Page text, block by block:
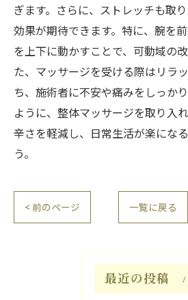
ぎます。さらに、ストレッチも取
効果が期待できます。特に、腕を
を上下に動かすことで、可動域の
た、マッサージを受ける際はリラ
ち、施術者に不安や痛みをしっか
ように、整体マッサージを取り入
辛さを軽減し、日常生活が楽にな
う。
< 前のページ 一覧に戻る
最近の投稿